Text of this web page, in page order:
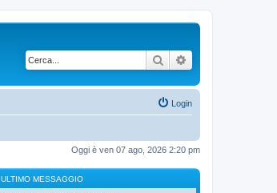
Cerca
Login
Oggi è ven 07 ago, 2026 2:20 pm
ULTIMO MESSAGGIO